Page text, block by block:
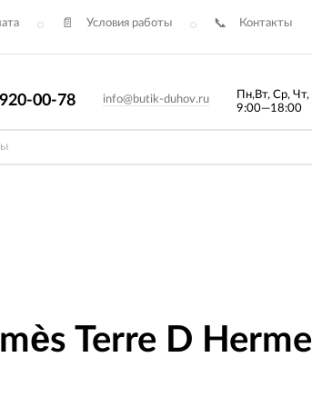
Условия работы Контакты
00-78 info@butik-duhov.ru
Пн,Вт, Ср,
9:00—18:00
Terre D